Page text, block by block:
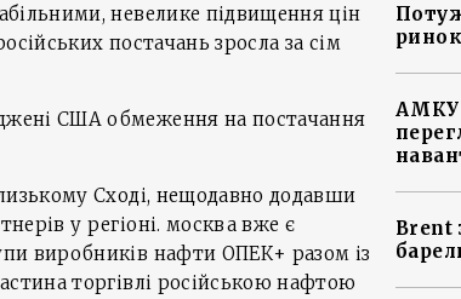
невелике підвищення цін
постачань зросла за сім
США обмеження на постачання
Сході, нещодавно додавши
у регіоні. москва вже є
виробників нафти ОПЕК+ разом із
торгівлі російською нафтою
АМКУ
Brent